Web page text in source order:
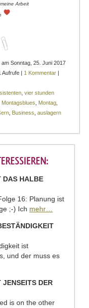
Arbeit
Sonntag, 25. Juni 2017
Aufrufe | 1 Kommentar |
vier stunden
Montagsblues Montag
Business auslagern
DAS HALBE
16: Planung ist
;-) Ich mehr…
ist
und der muss es
JENSEITS DER
is on the other